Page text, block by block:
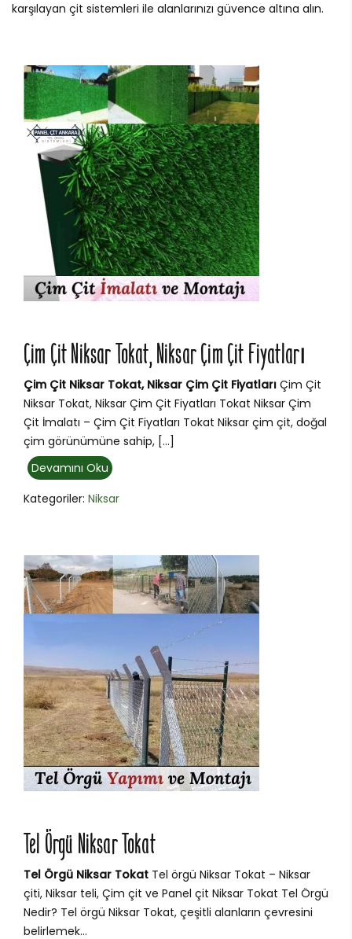
karşılayan çit sistemleri ile alanlarınızı güvence altına alın.
Çim Çit Niksar Tokat, Niksar Çim Çit Fiyatları
Çim Çit Niksar Tokat, Niksar Çim Çit Fiyatları Çim Çit
Niksar Tokat, Niksar Çim Çit Fiyatları Tokat Niksar Çim
Çit İmalatı – Çim Çit Fiyatları Tokat Niksar çim çit, doğal
çim görünümüne sahip, […]
Devamını Oku
Kategoriler: Niksar
Tel Örgü Niksar Tokat
Tel Örgü Niksar Tokat Tel örgü Niksar Tokat – Niksar
çiti, Niksar teli, Çim çit ve Panel çit Niksar Tokat Tel Örgü
Nedir? Tel örgü Niksar Tokat, çeşitli alanların çevresini
belirlemek...